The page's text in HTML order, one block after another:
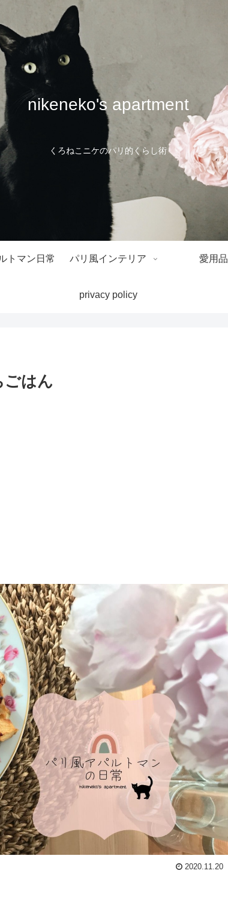
nikeneko's apartment
くろねこニケのパリ的くらし術
トマン日常 パリ風インテリア 愛用品
privacy policy
ごはん
2020.11.20